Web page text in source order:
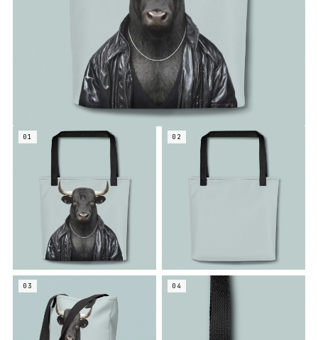
01 02
03 04